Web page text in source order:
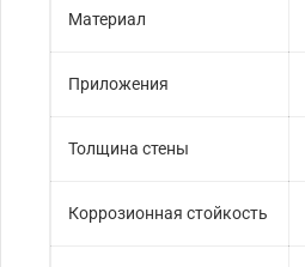
Материал
Приложения
Толщина стены
Коррозионная стойкость